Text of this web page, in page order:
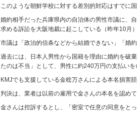
このような朝鮮学校に対する差別的対応はすでに
婚約相手だった兵庫県内の自治体の男性市議に、
求める訴訟を大阪地裁に起こしている（昨年10月）
市議は「政治的信条などから結婚できない」「婚
過去には、日本人男性から国籍を理由に婚約を破
たのは不当」として、男性に約240万円の支払いを
KMJでも支援している金稔万さんによる本名損害
判決は、業者は以前の雇用で金さんの本名を認め
金さんは控訴するとし、「密室で任意の同意をと